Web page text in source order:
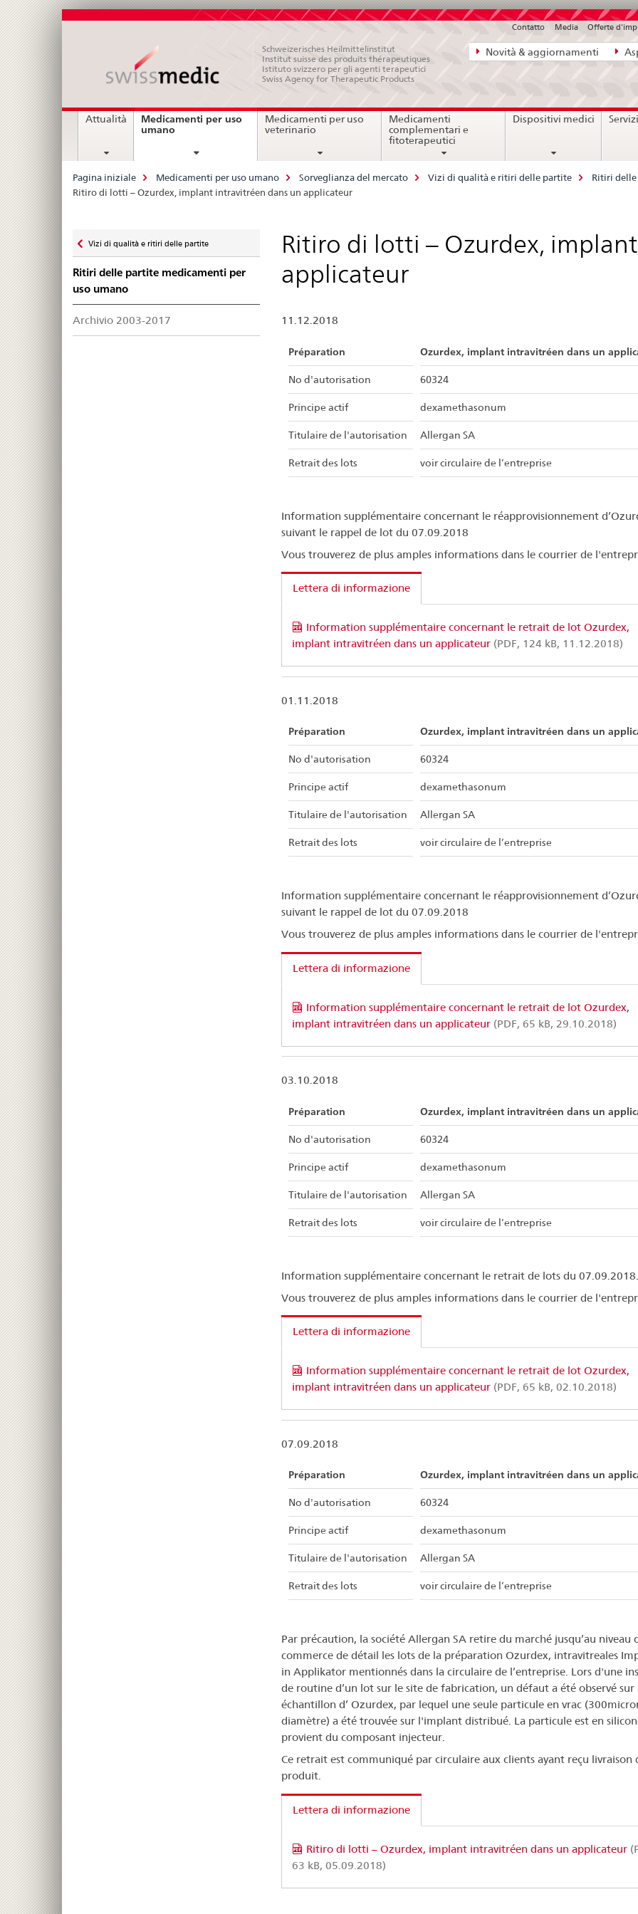
Navigazione
diretta:
aspetti
Novità & aggiornamenti
Contatto Media Offerte
Schweizerisches Heilmittelinstitut
Institut suisse des produits thérapeutiques
Istituto svizzero per gli agenti terapeutici
Swiss Agency for Therapeutic Products
Navigation
Attualità
Medicamenti per uso
umanocurrent
Medicamenti per uso
veterinario
Medicamenti
complementari e
fitoterapeutici
Dispositivi medici
Breadcrumb
Pagina iniziale Medicamenti per uso umano Sorveglianza del mercato Vizi di qualità e ritiri delle partite
Ritiri
Ritiro di lotti – Ozurdex, implant intravitréen dans un applicateur
zu
Vizi di qualità e ritiri delle partite
Ritiri delle partite medicamenti per
uso umano
Archivio 2003-2017
Ritiro di lotti – Ozurdex,
applicateur
11.12.2018
Préparation Ozurdex, implant intravitréen dans un
No d'autorisation 60324
Principe actif dexamethasonum
Titulaire de l'autorisation Allergan SA
Retrait des lots voir circulaire de l’entreprise
Information supplémentaire concernant le réapprovisionnement
suivant le rappel de lot du 07.09.2018
Vous trouverez de plus amples informations dans le courrier de
Lettera di informazione
Information supplémentaire concernant le retrait de lot Ozurdex,
implant intravitréen dans un applicateur(PDF, 124 kB, 11.12.2018)
01.11.2018
Préparation Ozurdex, implant intravitréen dans un
No d'autorisation 60324
Principe actif dexamethasonum
Titulaire de l'autorisation Allergan SA
Retrait des lots voir circulaire de l’entreprise
Information supplémentaire concernant le réapprovisionnement
suivant le rappel de lot du 07.09.2018
Vous trouverez de plus amples informations dans le courrier de
Lettera di informazione
Information supplémentaire concernant le retrait de lot Ozurdex,
implant intravitréen dans un applicateur(PDF, 65 kB, 29.10.2018)
03.10.2018
Préparation Ozurdex, implant intravitréen dans un
No d'autorisation 60324
Principe actif dexamethasonum
Titulaire de l'autorisation Allergan SA
Retrait des lots voir circulaire de l’entreprise
Information supplémentaire concernant le retrait de lots du 07.09.2018.
Vous trouverez de plus amples informations dans le courrier de
Lettera di informazione
Information supplémentaire concernant le retrait de lot Ozurdex,
implant intravitréen dans un applicateur(PDF, 65 kB, 02.10.2018)
07.09.2018
Préparation Ozurdex, implant intravitréen dans un
No d'autorisation 60324
Principe actif dexamethasonum
Titulaire de l'autorisation Allergan SA
Retrait des lots voir circulaire de l’entreprise
Par précaution, la société Allergan SA retire du marché jusqu’au niveau
commerce de détail les lots de la préparation Ozurdex, intravitreales
in Applikator mentionnés dans la circulaire de l’entreprise. Lors d'une
de routine d’un lot sur le site de fabrication, un défaut a été observé sur
échantillon d’ Ozurdex, par lequel une seule particule en vrac
diamètre) a été trouvée sur l'implant distribué. La particule est en
provient du composant injecteur.
Ce retrait est communiqué par circulaire aux clients ayant reçu livraison
produit.
Lettera di informazione
Ritiro di lotti – Ozurdex, implant intravitréen dans un applicateur
63 kB, 05.09.2018)